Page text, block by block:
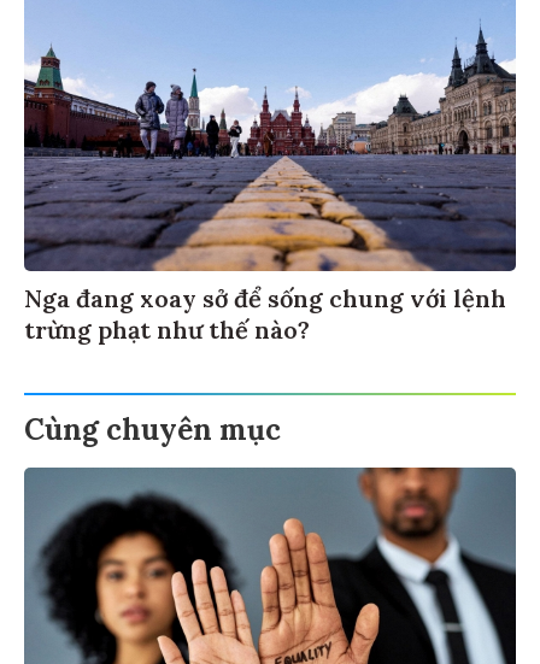
Nga đang xoay sở để sống chung với lệnh
trừng phạt như thế nào?
Cùng chuyên mục